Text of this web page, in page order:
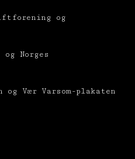
og
Norges
og Vær Varsom-plakaten